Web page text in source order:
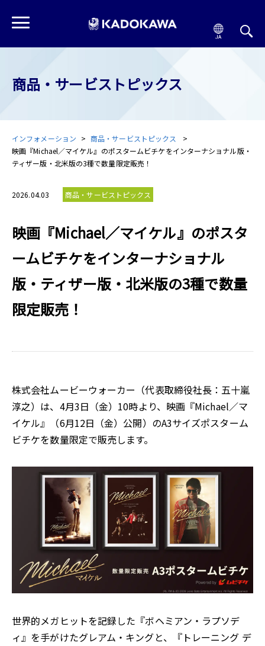
商品・サービストピックス
インフォメーション
商品・サービストピックス
映画『Michael／マイケル』のポスタームビチケをインターナショナル版・
ティザー版・北米版の3種で数量限定販売！
2026.04.03 商品・サービストピックス
映画『Michael／マイケル』のポスタ
ームビチケをインターナショナル
版・ティザー版・北米版の3種で数量
限定販売！
株式会社ムービーウォーカー（代表取締役社長：五十嵐
淳之）は、4月3日（金）10時より、映画『Michael／マ
イケル』（6月12日（金）公開）のA3サイズポスターム
ビチケを数量限定で販売します。
世界的メガヒットを記録した『ボヘミアン・ラプソデ
ィ』を手がけたグレアム・キングと、『トレーニング デ